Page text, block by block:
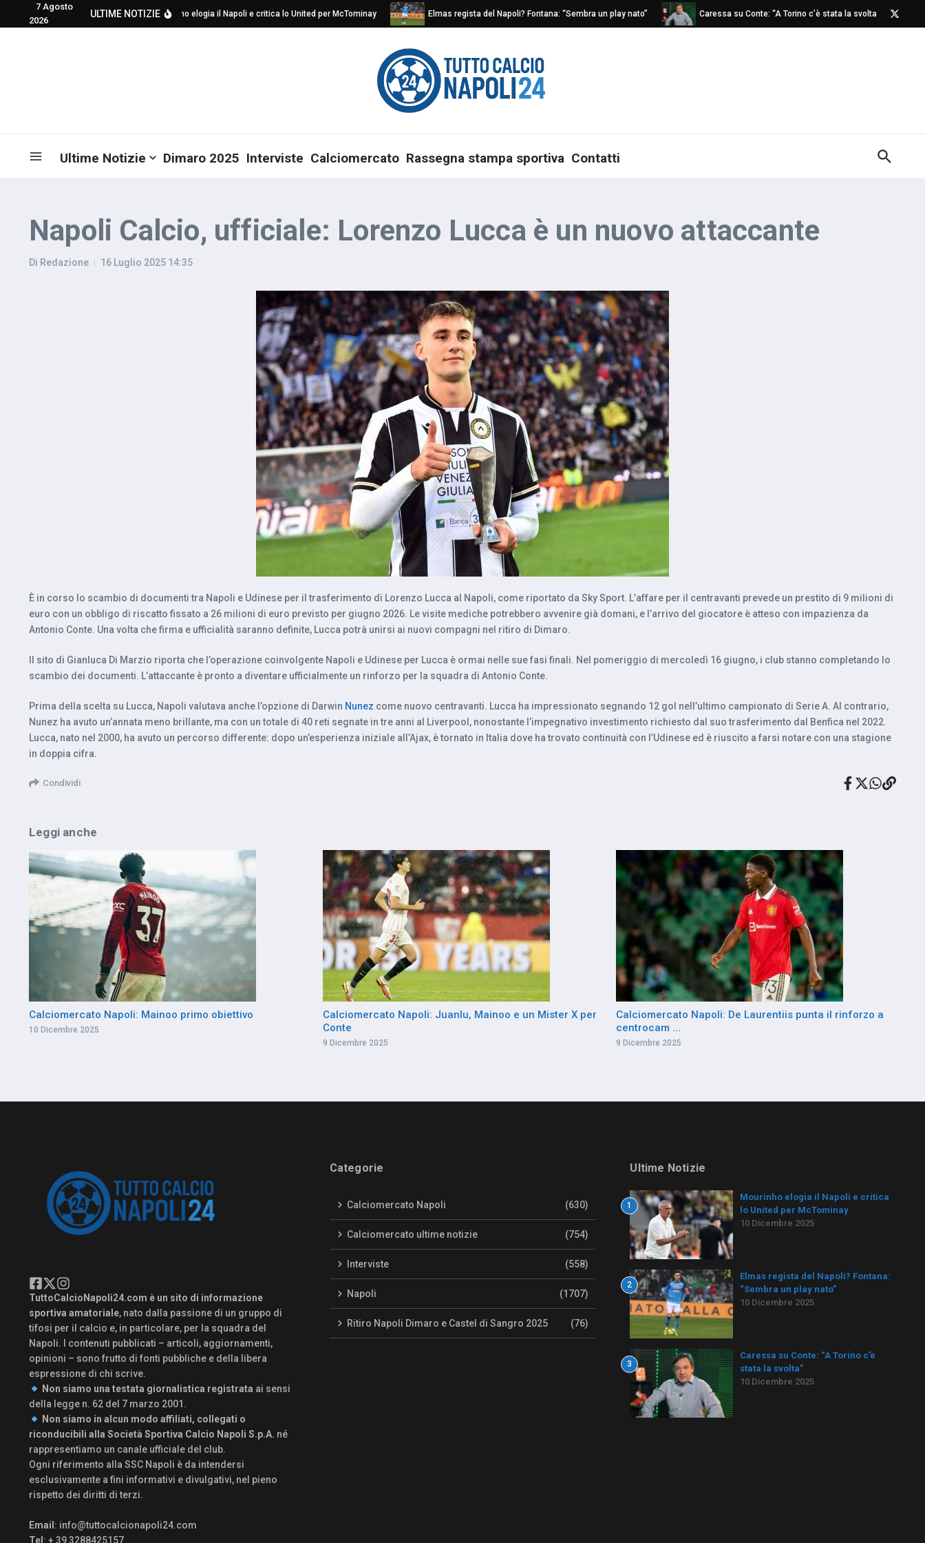
Salta al contenuto
7 Agosto
2026
ULTIME NOTIZIEMourinho elogia il Napoli e critica lo United per McTominay Elmas regista del Napoli? Fontana: “Sembra un play nato” Caressa su Conte: “A Torino c’è stata la svolta”
Ultime Notizie Dimaro 2025 Interviste Calciomercato Rassegna stampa sportiva Contatti
Napoli Calcio, ufficiale: Lorenzo Lucca è un nuovo attaccante
Di Redazione 16 Luglio 2025 14:35
È in corso lo scambio di documenti tra Napoli e Udinese per il trasferimento di Lorenzo Lucca al Napoli, come riportato da Sky Sport. L’affare per il centravanti prevede un prestito di 9 milioni di
euro con un obbligo di riscatto fissato a 26 milioni di euro previsto per giugno 2026. Le visite mediche potrebbero avvenire già domani, e l’arrivo del giocatore è atteso con impazienza da
Antonio Conte. Una volta che firma e ufficialità saranno definite, Lucca potrà unirsi ai nuovi compagni nel ritiro di Dimaro.
Il sito di Gianluca Di Marzio riporta che l’operazione coinvolgente Napoli e Udinese per Lucca è ormai nelle sue fasi finali. Nel pomeriggio di mercoledì 16 giugno, i club stanno completando lo
scambio dei documenti. L’attaccante è pronto a diventare ufficialmente un rinforzo per la squadra di Antonio Conte.
Prima della scelta su Lucca, Napoli valutava anche l’opzione di Darwin Nunez come nuovo centravanti. Lucca ha impressionato segnando 12 gol nell’ultimo campionato di Serie A. Al contrario,
Nunez ha avuto un’annata meno brillante, ma con un totale di 40 reti segnate in tre anni al Liverpool, nonostante l’impegnativo investimento richiesto dal suo trasferimento dal Benfica nel 2022.
Lucca, nato nel 2000, ha avuto un percorso differente: dopo un’esperienza iniziale all’Ajax, è tornato in Italia dove ha trovato continuità con l’Udinese ed è riuscito a farsi notare con una stagione
in doppia cifra.
Condividi
Leggi anche
Calciomercato Napoli: Mainoo primo obiettivo
10 Dicembre 2025
Calciomercato Napoli: Juanlu, Mainoo e un Mister X per
Conte
9 Dicembre 2025
Calciomercato Napoli: De Laurentiis punta il rinforzo a
centrocam ...
9 Dicembre 2025
TuttoCalcioNapoli24.com è un sito di informazione
sportiva amatoriale, nato dalla passione di un gruppo di
tifosi per il calcio e, in particolare, per la squadra del
Napoli. I contenuti pubblicati – articoli, aggiornamenti,
opinioni – sono frutto di fonti pubbliche e della libera
espressione di chi scrive.
Non siamo una testata giornalistica registrata ai sensi
della legge n. 62 del 7 marzo 2001.
Non siamo in alcun modo affiliati, collegati o
riconducibili alla Società Sportiva Calcio Napoli S.p.A. né
rappresentiamo un canale ufficiale del club.
Ogni riferimento alla SSC Napoli è da intendersi
esclusivamente a fini informativi e divulgativi, nel pieno
rispetto dei diritti di terzi.
Email : info@tuttocalcionapoli24.com
Tel : + 39 3288425157
Categorie
Calciomercato Napoli (630)
Calciomercato ultime notizie (754)
Interviste (558)
Napoli (1707)
Ritiro Napoli Dimaro e Castel di Sangro 2025 (76)
Ultime Notizie
1
Mourinho elogia il Napoli e critica
lo United per McTominay
10 Dicembre 2025
2
Elmas regista del Napoli? Fontana:
“Sembra un play nato”
10 Dicembre 2025
3
Caressa su Conte: “A Torino c’è
stata la svolta”
10 Dicembre 2025